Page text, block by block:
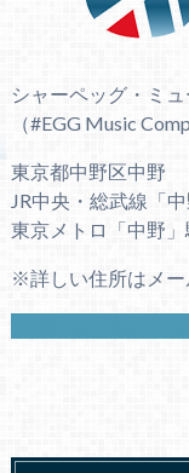
シャーペッグ・ミ
（#EGG Music
東京都中野区中野
JR中央・総武線「
東京メトロ「中野
※詳しい住所はメー